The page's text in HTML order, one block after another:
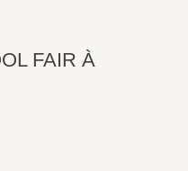
FAIR À